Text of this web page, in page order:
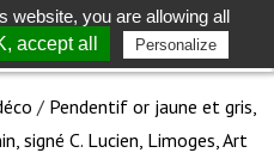
Toggle
search
/ Pendentif or jaune et gris,
signé C. Lucien, Limoges, Art
website, you are allowing all
accept all Personalize